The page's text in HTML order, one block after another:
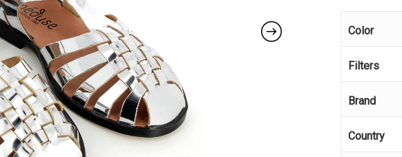
Color
Filters
Brand
Country